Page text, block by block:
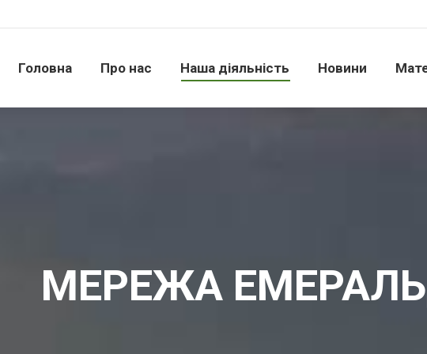
Головна Про нас Наша діяльність Новини
МЕРЕЖА
Головна Про нас Наша діяльність Новини